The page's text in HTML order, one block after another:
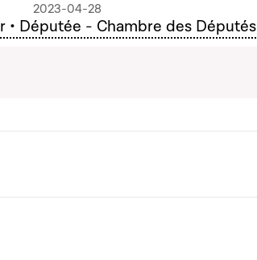
2023-04-28
• Députée - Chambre des Députés